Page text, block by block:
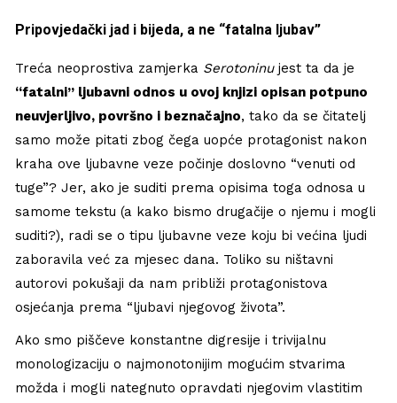
Pripovjedački jad i bijeda, a ne “fatalna ljubav”
Treća neoprostiva zamjerka Serotoninujest ta da je
“fatalni” ljubavni odnos u ovoj knjizi opisan potpuno
neuvjerljivo, površno i beznačajno, tako da se čitatelj
samo može pitati zbog čega uopće protagonist nakon
kraha ove ljubavne veze počinje doslovno “venuti od
tuge”? Jer, ako je suditi prema opisima toga odnosa u
samome tekstu (a kako bismo drugačije o njemu i mogli
suditi?), radi se o tipu ljubavne veze koju bi većina ljudi
zaboravila već za mjesec dana. Toliko su ništavni
autorovi pokušaji da nam približi protagonistova
osjećanja prema “ljubavi njegovog života”.
Ako smo piščeve konstantne digresije i trivijalnu
monologizaciju o najmonotonijim mogućim stvarima
možda i mogli nategnuto opravdati njegovim vlastitim